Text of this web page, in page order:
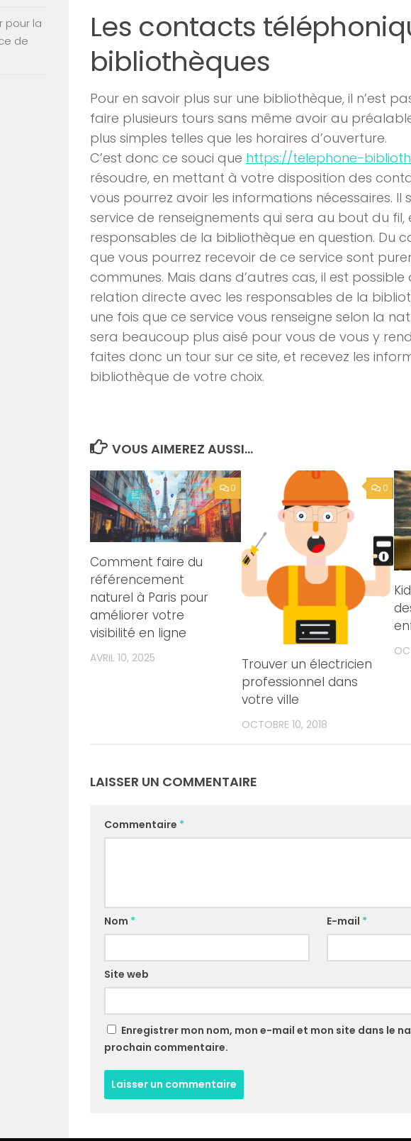
Les contacts
bibliothèques
Pour en savoir plus sur une bibliothèque, il n’est
faire plusieurs tours sans même avoir au
plus simples telles que les horaires d’ouverture.
C’est donc ce souci que https://telephone-
résoudre, en mettant à votre disposition des
vous pourrez avoir les informations nécessaires. Il
service de renseignements qui sera au bout du fil,
responsables de la bibliothèque en question. Du
que vous pourrez recevoir de ce service sont
communes. Mais dans d’autres cas, il est
relation directe avec les responsables de la
une fois que ce service vous renseigne selon la
sera beaucoup plus aisé pour vous de vous y
faites donc un tour sur ce site, et recevez les
bibliothèque de votre choix.
VOUS AIMEREZ AUSSI...
0
Comment faire du
référencement
naturel à Paris pour
améliorer votre
visibilité en ligne
AVRIL 10, 2025
0
Trouver un électricien
professionnel dans
votre ville
OCTOBRE 10, 2018
LAISSER UN COMMENTAIRE
Commentaire *
Nom * E-mail *
Site web
Enregistrer mon nom, mon e-mail et mon site dans le
prochain commentaire.
pour la
de